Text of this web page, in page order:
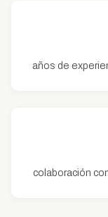
años de
colaboración